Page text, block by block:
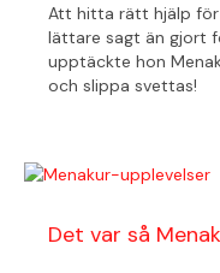
Att hitta rätt hjälp för
lättare sagt än gjort
upptäckte hon
och slippa svettas!
Det var så